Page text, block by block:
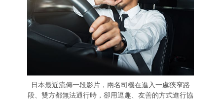
日本最近流傳一段影片，兩名司機在進入一處狹窄路
段、雙方都無法通行時，卻用逗趣、友善的方式進行協